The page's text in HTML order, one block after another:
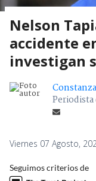
Nelson
accidente
investigan
Viernes 07 Agosto,
Seguimos criterios de